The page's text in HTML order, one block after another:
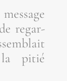
regar­
la pitié